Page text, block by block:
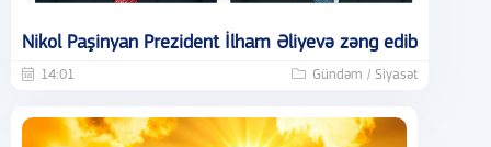
Nikol Paşinyan Prezident İlham Əliyevə zəng edib
14:01 Gündəm / Siyasət